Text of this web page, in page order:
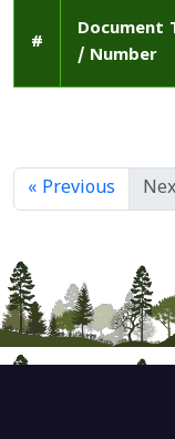
#
Document
/ Number
« Previous